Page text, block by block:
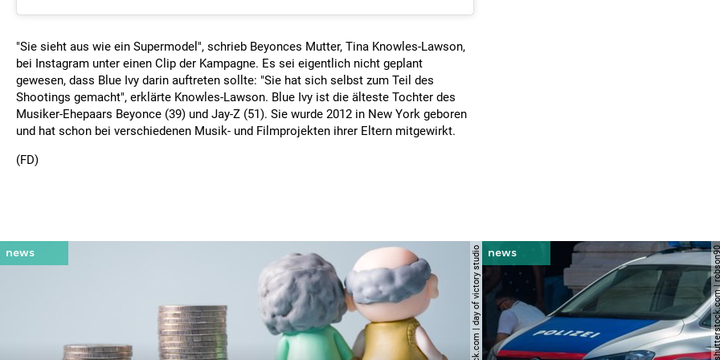
"Sie sieht aus wie ein Supermodel", schrieb Beyonces Mutter, Tina Knowles-Lawson,
bei Instagram unter einen Clip der Kampagne. Es sei eigentlich nicht geplant
gewesen, dass Blue Ivy darin auftreten sollte: "Sie hat sich selbst zum Teil des
Shootings gemacht", erklärte Knowles-Lawson. Blue Ivy ist die älteste Tochter des
Musiker-Ehepaars Beyonce (39) und Jay-Z (51). Sie wurde 2012 in New York geboren
und hat schon bei verschiedenen Musik- und Filmprojekten ihrer Eltern mitgewirkt.
(FD)
©